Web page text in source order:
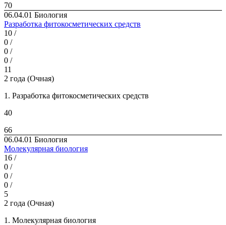
70
06.04.01 Биология
Разработка фитокосметических средств
10 /
0 /
0 /
0 /
11
2 года (Очная)
1. Разработка фитокосметических средств
40
66
06.04.01 Биология
Молекулярная биология
16 /
0 /
0 /
0 /
5
2 года (Очная)
1. Молекулярная биология